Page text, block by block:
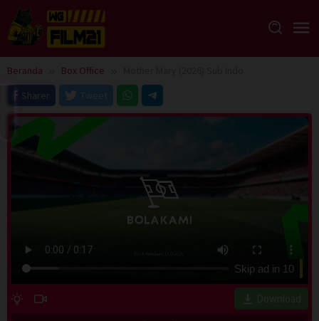
Loncat
konten
Beranda Box Office
Sharer
Tweet
Skip ad in 10
Download